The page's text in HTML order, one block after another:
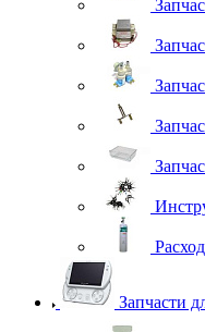
Запчасти